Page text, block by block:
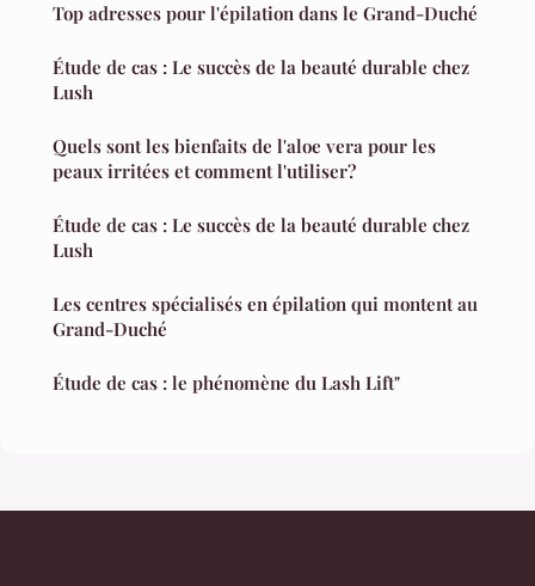
Top adresses pour l'épilation dans le Grand-Duché
Étude de cas : Le succès de la beauté durable chez
Lush
Quels sont les bienfaits de l'aloe vera pour les
peaux irritées et comment l'utiliser?
Étude de cas : Le succès de la beauté durable chez
Lush
Les centres spécialisés en épilation qui montent au
Grand-Duché
Étude de cas : le phénomène du Lash Lift"